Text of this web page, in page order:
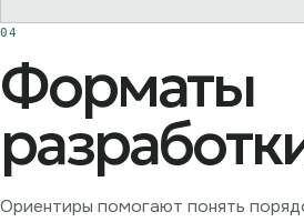
04
Форматы
Ориентиры помогают понять